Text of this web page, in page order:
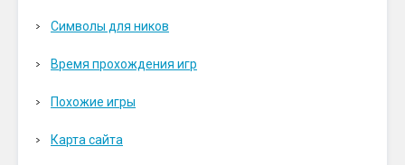
Символы для ников
Время прохождения игр
Похожие игры
Карта сайта